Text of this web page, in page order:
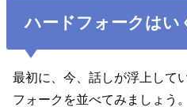
ハードフォークはい
最初に、今、話しが浮上して
フォークを並べてみましょう。